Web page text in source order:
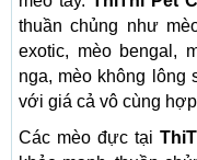
thuần chủng như
exotic, mèo bengal,
nga, mèo không lông
với giá cả vô cùng
Các mèo đực tại